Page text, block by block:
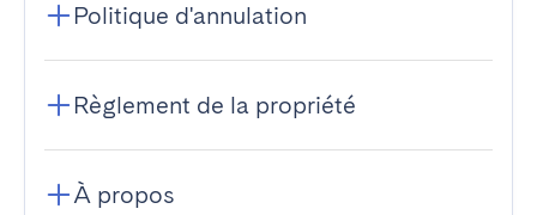
Politique d'annulation
Règlement de la propriété
À propos